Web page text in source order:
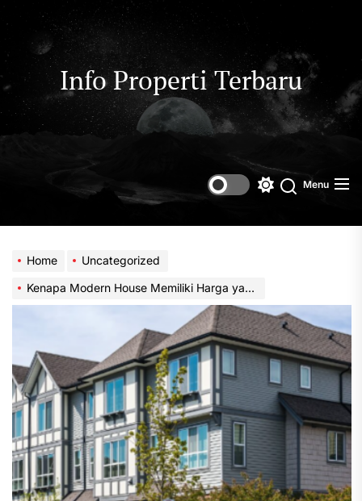
to
content
Info Properti Terbaru
Switch
mode
Menu
Home
Uncategorized
Kenapa Modern House Memiliki Harga yang Mahal